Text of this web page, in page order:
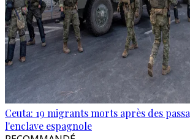
Ceuta: 19 migrants morts après des
l'enclave espagnole